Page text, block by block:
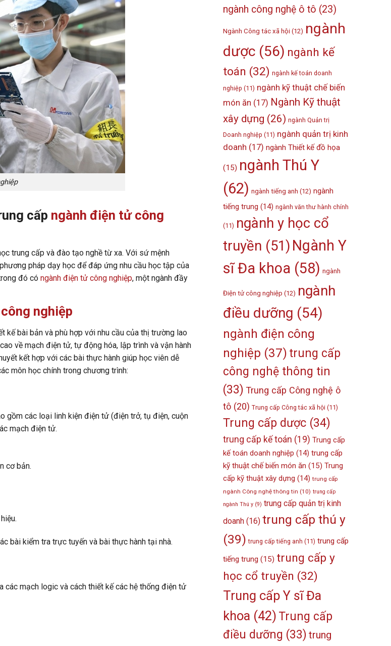
cấp ngành điện tử công
trung cấp và đào tạo nghề từ xa. Với sứ mệnh
pháp dạy học để đáp ứng nhu cầu học tập của
đó có ngành điện tử công nghiệp, một ngành đầy
nghiệp
kế bài bản và phù hợp với nhu cầu của thị trường lao
về mạch điện tử, tự động hóa, lập trình và vận hành
kết hợp với các bài thực hành giúp học viên dễ
môn học chính trong chương trình:
gồm các loại linh kiện điện tử (điện trở, tụ điện, cuộn
mạch điện tử.
cơ bản.
bài kiểm tra trực tuyến và bài thực hành tại nhà.
các mạch logic và cách thiết kế các hệ thống điện tử
ngành công nghệ ô tô (23)
Ngành Công tác xã hội (12) ngành
dược (56) ngành kế
toán (32) ngành kế toán doanh
nghiệp (11) ngành kỹ thuật chế biến
món ăn (17) Ngành Kỹ thuật
xây dựng (26) ngành Quản trị
Doanh nghiệp (11) ngành quản trị kinh
doanh (17) ngành Thiết kế đồ họa
(15) ngành Thú Y
(62) ngành tiếng anh (12) ngành
tiếng trung (14) ngành văn thư hành chính
(11) ngành y học cổ
truyền (51) Ngành Y
sĩ Đa khoa (58) ngành
Điện tử công nghiệp (12) ngành
điều dưỡng (54)
ngành điện công
nghiệp (37) trung cấp
công nghệ thông tin
(33) Trung cấp Công nghệ ô
tô (20) Trung cấp Công tác xã hội (11)
Trung cấp dược (34)
trung cấp kế toán (19) Trung cấp
kế toán doanh nghiệp (14) trung cấp
kỹ thuật chế biến món ăn (15) Trung
cấp kỹ thuật xây dựng (14) trung cấp
ngành Công nghệ thông tin (10) trung cấp
ngành Thú y (9) trung cấp quản trị kinh
doanh (16) trung cấp thú y
(39) trung cấp tiếng anh (11) trung cấp
tiếng trung (15) trung cấp y
học cổ truyền (32)
Trung cấp Y sĩ Đa
khoa (42) Trung cấp
điều dưỡng (33) trung